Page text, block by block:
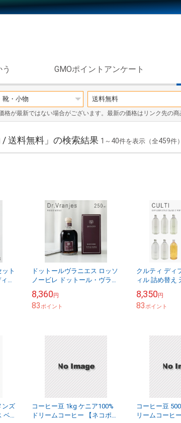
GMOポイントアンケート
格が最新ではない場合がございます。最新の価格はリンク先の商
/ 送料無料」の検索結果 1 ～ 40件を表示（全459件）
ト
ナ
ー
ドットールヴラニエス ロッソ
ノービレ ドットール・ヴラニ
リードディフューザー ディフ
ューザー ...
8,360円
83ポイント
クルティ ディ
ィル 詰め替え
性 女性 オシャ
なし] ...
8,350円
83ポイント
ンズ
ベ
コーヒー豆 1kg ケニア100%
ドリームコーヒー 【ネコポス
コーヒー豆
リームコーヒ